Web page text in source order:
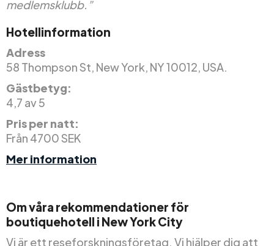
medlemsklubb.”
Hotellinformation
Adress
58 Thompson St, New York, NY 10012, USA.
Gästbetyg:
4,7 av 5
Pris per natt:
Från 4700 SEK
Mer information
Om våra rekommendationer för
boutiquehotell i New York City
Vi är ett reseforskningsföretag. Vi hjälper dig att